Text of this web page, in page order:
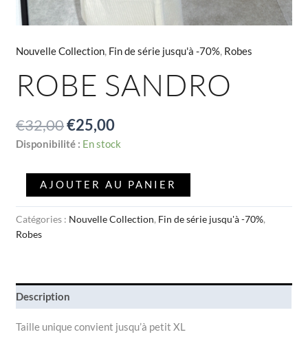
Nouvelle Collection, Fin de série jusqu'à -70%, Robes
ROBE SANDRO
€32,00€25,00
Disponibilité : En stock
AJOUTER AU PANIER
Catégories : Nouvelle Collection, Fin de série jusqu'à -70%,
Robes
Description
Taille unique convient jusqu’à petit XL